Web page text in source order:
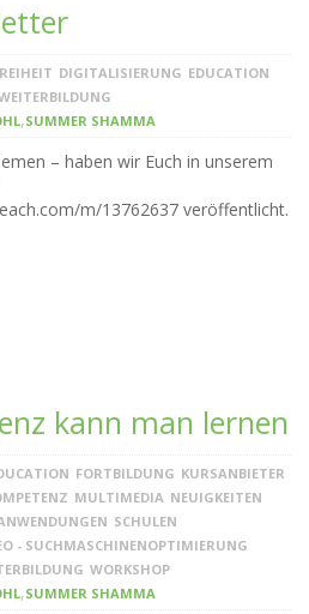
DIGITALISIERUNG EDUCATION
,SUMMER SHAMMA
– haben wir Euch in unserem
m/13762637 veröffentlicht.
kann man lernen
FORTBILDUNG KURSANBIETER
MULTIMEDIA NEUIGKEITEN
SCHULEN
- SUCHMASCHINENOPTIMIERUNG
WORKSHOP
,SUMMER SHAMMA